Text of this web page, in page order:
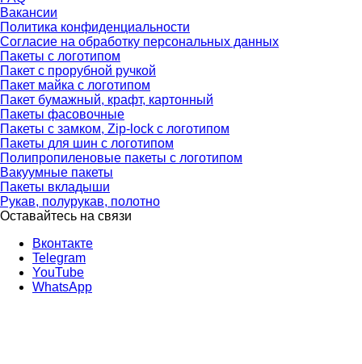
Вакансии
Политика конфиденциальности
Согласие на обработку персональных данных
Пакеты с логотипом
Пакет с прорубной ручкой
Пакет майка с логотипом
Пакет бумажный, крафт, картонный
Пакеты фасовочные
Пакеты с замком, Zip-lock с логотипом
Пакеты для шин с логотипом
Полипропиленовые пакеты с логотипом
Вакуумные пакеты
Пакеты вкладыши
Рукав, полурукав, полотно
Оставайтесь на связи
Вконтакте
Telegram
YouTube
WhatsApp